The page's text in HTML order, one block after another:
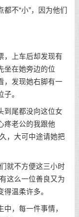
不“小”，因为他们
上车后却发现有
坐在她旁边的位
，发现她右脚有一
。
尾都没向这位女
疼老公的我跟他
，大可中途请她把
就不方便这三小时
这么一位善良又为
温柔许多。
，每一件事情，